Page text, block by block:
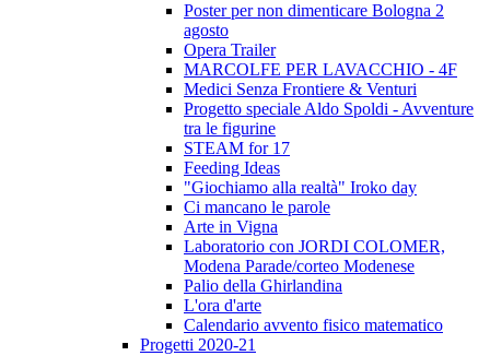
Poster per non dimenticare Bologna 2
agosto
Opera Trailer
MARCOLFE PER LAVACCHIO - 4F
Medici Senza Frontiere & Venturi
Progetto speciale Aldo Spoldi - Avventure
tra le figurine
STEAM for 17
Feeding Ideas
"Giochiamo alla realtà" Iroko day
Ci mancano le parole
Arte in Vigna
Laboratorio con JORDI COLOMER,
Modena Parade/corteo Modenese
Palio della Ghirlandina
L'ora d'arte
Calendario avvento fisico matematico
Progetti 2020-21